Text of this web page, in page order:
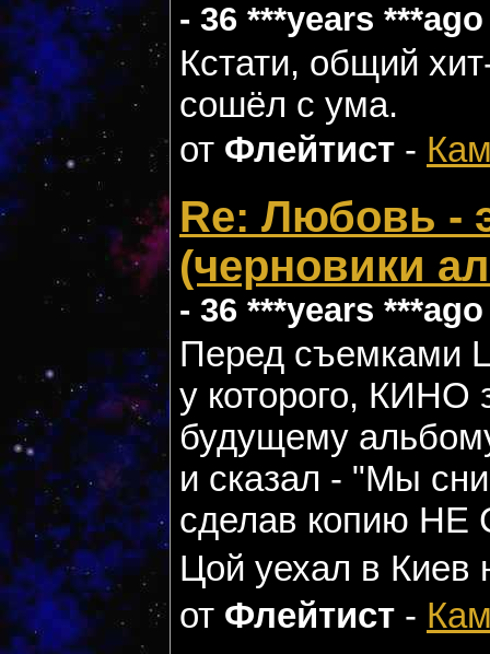
- 36 ***years ***ago
Кстати, общий
сошёл с ума.
от Флейтист -
Re: Любовь -
(черновики
- 36 ***years ***ago
Перед съемками
у которого, КИНО
будущему
и сказал - "Мы
сделав копию
Цой уехал в
от Флейтист -